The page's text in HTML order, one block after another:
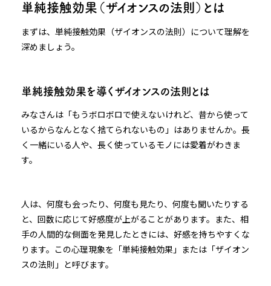
単純接触効果（ザイオンスの法則）とは
まずは、単純接触効果（ザイオンスの法則）について理解を
深めましょう。
単純接触効果を導くザイオンスの法則とは
みなさんは「もうボロボロで使えないけれど、昔から使って
いるからなんとなく捨てられないもの」はありませんか。長
く一緒にいる人や、長く使っているモノには愛着がわきま
す。
人は、何度も会ったり、何度も見たり、何度も聞いたりする
と、回数に応じて好感度が上がることがあります。また、相
手の人間的な側面を発見したときには、好感を持ちやすくな
ります。この心理現象を「単純接触効果」または「ザイオン
スの法則」と呼びます。